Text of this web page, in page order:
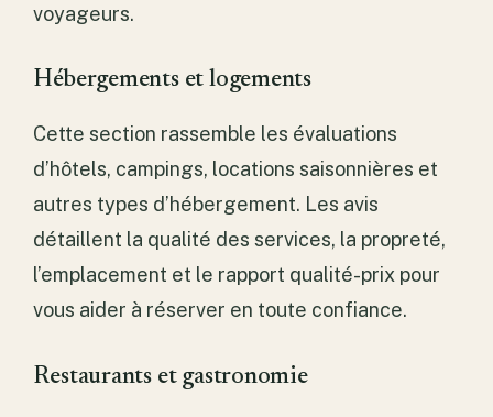
voyageurs.
Hébergements et logements
Cette section rassemble les évaluations
d’hôtels, campings, locations saisonnières et
autres types d’hébergement. Les avis
détaillent la qualité des services, la propreté,
l’emplacement et le rapport qualité-prix pour
vous aider à réserver en toute confiance.
Restaurants et gastronomie